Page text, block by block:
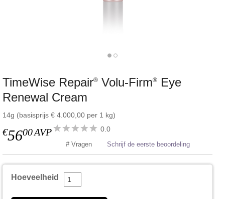
TimeWise Repair® Volu-Firm®
Eye
Renewal Cream
14g (basisprijs € 4.000,00 per 1 kg)
€5600AVP 0.0
# Vragen Schrijf de eerste beoordeling
Hoeveelheid